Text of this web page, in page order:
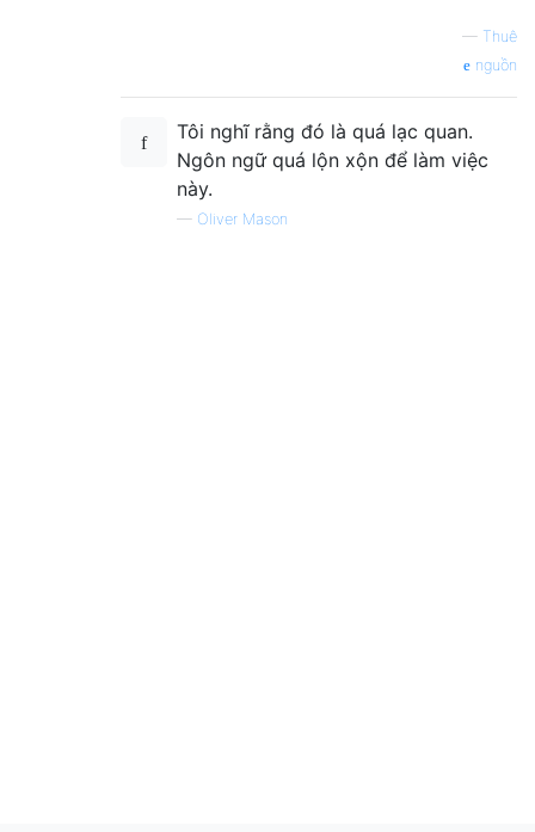
— Thuê
nguồn
Tôi nghĩ rằng đó là quá lạc quan.
Ngôn ngữ quá lộn xộn để làm việc
này.
— Oliver Mason